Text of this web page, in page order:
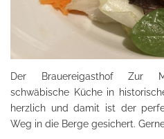
Der Brauereigasthof Zur
schwäbische Küche in
herzlich und damit ist der
Weg in die Berge gesichert.